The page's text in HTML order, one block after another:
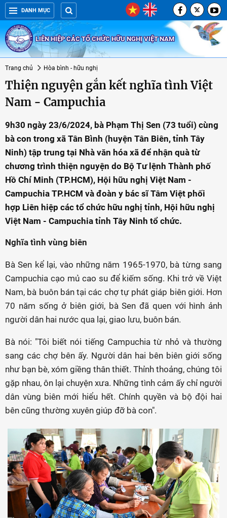
DANH MỤC
LIÊN HIỆP CÁC TỔ CHỨC HỮU NGHỊ VIỆT NAM
Trang chủ Hòa bình - hữu nghị
Thiện nguyện gắn kết nghĩa tình Việt
Nam - Campuchia
9h30 ngày 23/6/2024, bà Phạm Thị Sen (73 tuổi) cùng
bà con trong xã Tân Bình (huyện Tân Biên, tỉnh Tây
Ninh) tập trung tại Nhà văn hóa xã để nhận quà từ
chương trình thiện nguyện do Bộ Tư lệnh Thành phố
Hồ Chí Minh (TP.HCM), Hội hữu nghị Việt Nam -
Campuchia TP.HCM và đoàn y bác sĩ Tâm Việt phối
hợp Liên hiệp các tổ chức hữu nghị tỉnh, Hội hữu nghị
Việt Nam - Campuchia tỉnh Tây Ninh tổ chức.
Nghĩa tình vùng biên
Bà Sen kể lại, vào những năm 1965-1970, bà từng sang
Campuchia cạo mủ cao su để kiếm sống. Khi trở về Việt
Nam, bà buôn bán tại các chợ tự phát giáp biên giới. Hơn
70 năm sống ở biên giới, bà Sen đã quen với hình ảnh
người dân hai nước qua lại, giao lưu, buôn bán.
Bà nói: "Tôi biết nói tiếng Campuchia từ nhỏ và thường
sang các chợ bên ấy. Người dân hai bên biên giới sống
như bạn bè, xóm giềng thân thiết. Thỉnh thoảng, chúng tôi
gặp nhau, ôn lại chuyện xưa. Những tình cảm ấy chỉ người
dân vùng biên mới hiểu hết. Chính quyền và bộ đội hai
bên cũng thường xuyên giúp đỡ bà con".